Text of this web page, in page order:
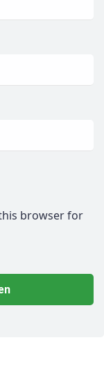
browser for